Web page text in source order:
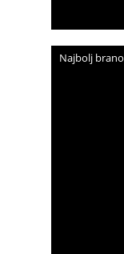
Najbolj brano